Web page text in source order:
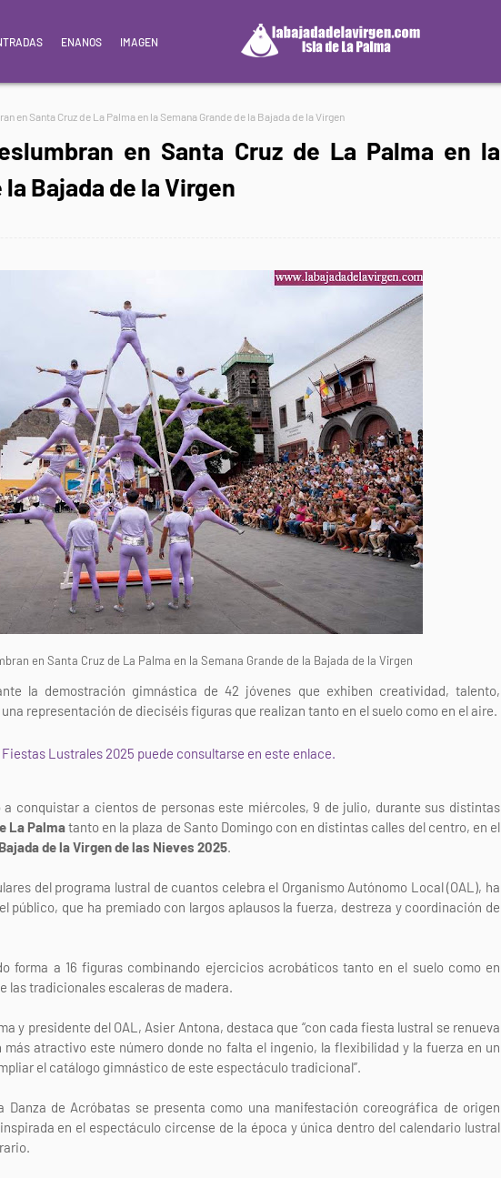
ENANOS IMAGEN
en Santa Cruz de La Palma en la Semana Grande de la Bajada de la Virgen
en Santa Cruz de La Palma en la
Bajada de la Virgen
en Santa Cruz de La Palma en la Semana Grande de la Bajada de la Virgen
la demostración gimnástica de 42 jóvenes que exhiben creatividad, talento,
representación de dieciséis figuras que realizan tanto en el suelo como en el aire.
Lustrales 2025 puede consultarse en este enlace.
a conquistar a cientos de personas este miércoles, 9 de julio, durante sus distintas
La Palmatanto en la plaza de Santo Domingo con en distintas calles del centro, en el
de la Virgen de las Nieves 2025.
del programa lustral de cuantos celebra el Organismo Autónomo Local (OAL), ha
público, que ha premiado con largos aplausos la fuerza, destreza y coordinación de
forma a 16 figuras combinando ejercicios acrobáticos tanto en el suelo como en
las tradicionales escaleras de madera.
y presidente del OAL, Asier Antona, destaca que “con cada fiesta lustral se renueva
atractivo este número donde no falta el ingenio, la flexibilidad y la fuerza en un
el catálogo gimnástico de este espectáculo tradicional”.
Danza de Acróbatas se presenta como una manifestación coreográfica de origen
en el espectáculo circense de la época y única dentro del calendario lustral